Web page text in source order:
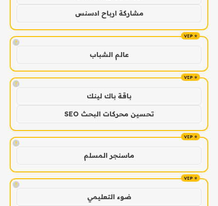
مشاركة ارباح ادسنس
!
عالم الشباب
!
باقة باك لينك
تحسين محركات البحث SEO
!
ماسنجر المسلم
!
ضوء التعليمي